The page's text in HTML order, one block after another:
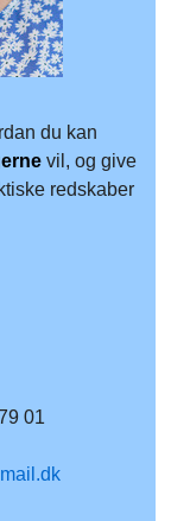
du kan
vil, og give
redskaber
01